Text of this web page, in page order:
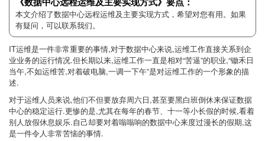
本文介绍了数据中心远程运维及主要实现方式，希望对您有用。如果
有疑问，可以联系我们。
IT运维是一件非常重要的事情,对于数据中心来说,运维工作直接关系到企
业业务的运行情况.但长期以来,运维工作一直是相对“苦逼”的职业,“锄禾日
当午,不如运维苦,对着破电脑,一调一下午”是对运维工作的一个形象的描
述.
对于运维人员来说,他们不但要放弃周六日,甚至要黑白班倒休来保证数据
中心的稳定运行.更惨的是,尤其在每年的春节、十一等小长假的时候,看着
别人放假休息娱乐.自己却要对着嗡嗡响的数据中心来度过漫长的假期,这
是一件令人非常苦恼的事情.